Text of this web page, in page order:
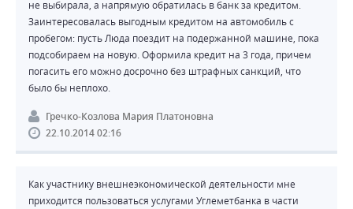
не выбирала, а напрямую обратилась в банк за кредитом.
Заинтересовалась выгодным кредитом на автомобиль с
пробегом: пусть Люда поездит на подержанной машине, пока
подсобираем на новую. Оформила кредит на 3 года, причем
погасить его можно досрочно без штрафных санкций, что
было бы неплохо.
Гречко-Козлова Мария Платоновна
22.10.2014 02:16
Как участнику внешнеэкономической деятельности мне
приходится пользоваться услугами Углеметбанка в части